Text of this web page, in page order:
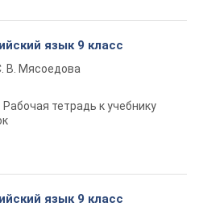
язык 9 класс
В. Мясоедова
Рабочая тетрадь к учебнику
язык 9 класс